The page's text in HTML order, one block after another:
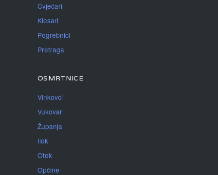
Cvjećari
Klesari
Pogrebnici
Pretraga
OSMRTNICE
Vinkovci
Vukovar
Županja
Ilok
Otok
Općine